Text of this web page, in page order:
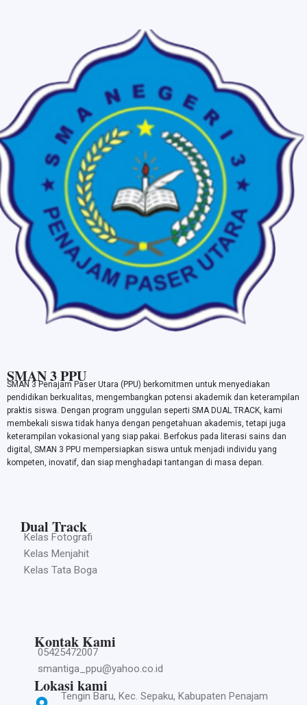
SMAN 3 PPU
SMAN 3 Penajam Paser Utara (PPU) berkomitmen untuk menyediakan
pendidikan berkualitas, mengembangkan potensi akademik dan keterampilan
praktis siswa. Dengan program unggulan seperti SMA DUAL TRACK, kami
membekali siswa tidak hanya dengan pengetahuan akademis, tetapi juga
keterampilan vokasional yang siap pakai. Berfokus pada literasi sains dan
digital, SMAN 3 PPU mempersiapkan siswa untuk menjadi individu yang
kompeten, inovatif, dan siap menghadapi tantangan di masa depan.
Dual Track
Kelas Fotografi
Kelas Menjahit
Kelas Tata Boga
Kontak Kami
05425472007
smantiga_ppu@yahoo.co.id
Lokasi kami
Tengin Baru, Kec. Sepaku, Kabupaten Penajam